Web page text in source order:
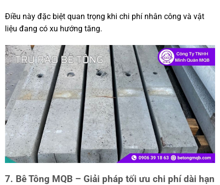
Điều này đặc biệt quan trọng khi chi phí nhân công và vật
liệu đang có xu hướng tăng.
7. Bê Tông MQB – Giải pháp tối ưu chi phí dài hạn